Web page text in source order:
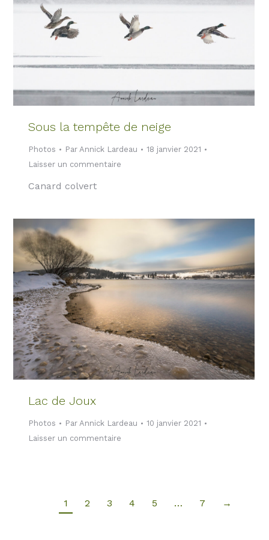
Sous la tempête de neige
Photos ParAnnick Lardeau
18 janvier 2021
Laisser un commentaire
Canard colvert
Lac de Joux
Photos ParAnnick Lardeau
10 janvier 2021
Laisser un commentaire
1 2 3 4 5 … 7 →